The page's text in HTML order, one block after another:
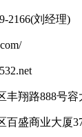
刘经理)
翔路888号容
盛商业大厦